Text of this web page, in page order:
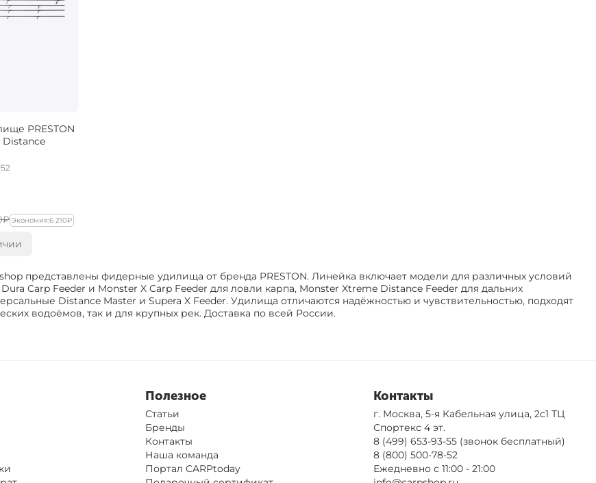
представлены фидерные удилища от бренда PRESTON. Линейка включает модели для различных условий
Dura Carp Feeder и Monster X Carp Feeder для ловли карпа, Monster Xtreme Distance Feeder для дальних
Distance Master и Supera X Feeder. Удилища отличаются надёжностью и чувствительностью, подходят
водоёмов, так и для крупных рек. Доставка по всей России.
PRESTON
Distance
₽ Экономия:‍6 210‍₽
Полезное
Статьи
Бренды
Контакты
Наша команда
Портал CARPtoday
Контакты
г. Москва, 5-я Кабельная улица, 2с1 ТЦ
Спортекс 4 эт.
8 (499) 653-93-55(звонок бесплатный)
8 (800) 500-78-52
Ежедневно с 11:00 - 21:00